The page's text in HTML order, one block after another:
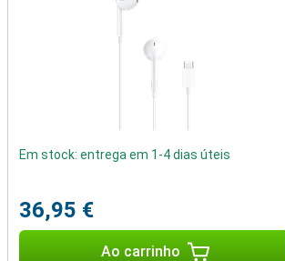
Em stock: entrega em 1-4 dias úteis
36,95 €
Ao carrinho